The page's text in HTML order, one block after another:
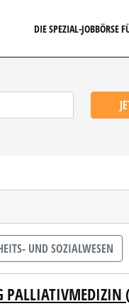
DIE SPEZIAL-JOBBÖRSE
UND SOZIALWESEN